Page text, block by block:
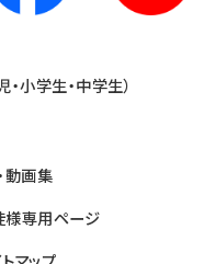
小学生・中学生）
動画集
様専用ページ